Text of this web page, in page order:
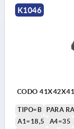
K1046
CODO
TIPO=B PARA
A1=18,5
A4=35